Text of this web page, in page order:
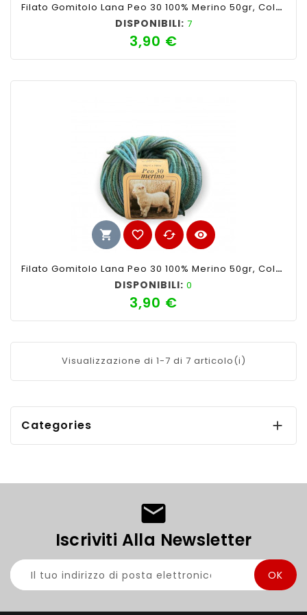
Filato Gomitolo Lana Peo 30 100% Merino 50gr, Colore Mix Verde N°177-Ferri Consigliati N°3-4
DISPONIBILI: 7
3,90 €
shopping_cart favorite_border cached visibility
Filato Gomitolo Lana Peo 30 100% Merino 50gr, Colore Mix Verde N°153-Ferri Consigliati N°3-4
DISPONIBILI: 0
3,90 €
Visualizzazione di 1-7 di 7 articolo(i)
Categories 
Iscriviti Alla Newsletter